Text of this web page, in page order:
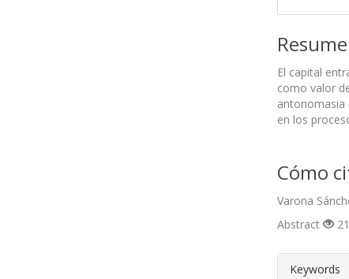
El capital
como valor
antonomasia
en los
Cómo
Varona
Abstract
Keywords